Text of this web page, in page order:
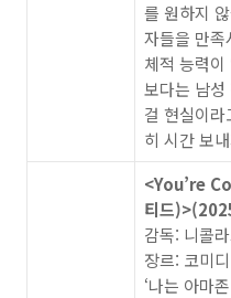
를 원하지
자들을 만족
체적 능력
보다는 남성
걸 현실이
히 시간 보
<You’re
티드
감독: 니콜
장르: 코미디
‘나는 아마